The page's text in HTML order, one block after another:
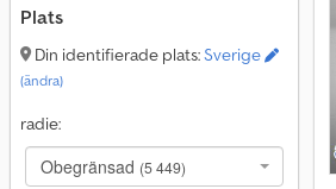
Plats
Din identifierade plats:Sverige
(ändra)
radie:
Obegränsad (5 449)